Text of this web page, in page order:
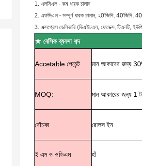
1. এলসিএল - কম ধারক চালান
2. এফসিএল - সম্পূর্ণ ধারক চালান, ২0'জিপি, 40'জিপি,
3. এক্সপ্রেস ডেলিভারি (ডিএইচএল, ফেডেক্স, টিএনটি,
★ বেসিক ব্যবসা শব্দ
Accetable পেমেন্ট মান আকারের জন্য
MOQ: মান আকারের জন্য 1
বোঁচকা রোলস ইন
ই এম ও ওডিএম হাঁ